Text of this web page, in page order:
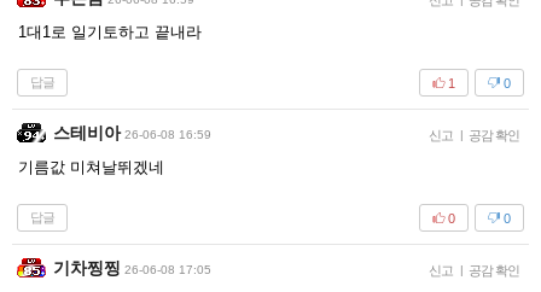
1대1로 일기토하고 끝내라
답글 0
1
스테비아 26-06-08 16:59 신고 | 공감 확인
기름값 미쳐날뛰겠네
답글 0
0
기차찡찡 26-06-08 17:05 신고 | 공감 확인